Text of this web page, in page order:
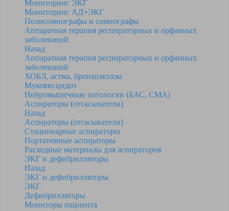
Мониторинг ЭКГ
Мониторинг АД+ЭКГ
Полисомнографы и сомнографы
Аппаратная терапия респираторных и орфанных
заболеваний
Назад
Аппаратная терапия респираторных и орфанных
заболеваний
ХОБЛ, астма, бронхоэктазы
Муковисцидоз
Нейромышечные патологии (БАС, СМА)
Аспираторы (отсасыватели)
Назад
Аспираторы (отсасыватели)
Стационарные аспираторы
Портативные аспираторы
Расходные материалы для аспираторов
ЭКГ и дефибрилляторы
Назад
ЭКГ и дефибрилляторы
ЭКГ
Дефибрилляторы
Мониторы пациента